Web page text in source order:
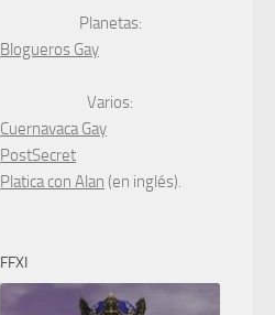
Planetas:
Blogueros Gay
Varios:
Cuernavaca Gay
PostSecret
Platica con Alan (en inglés).
FFXI